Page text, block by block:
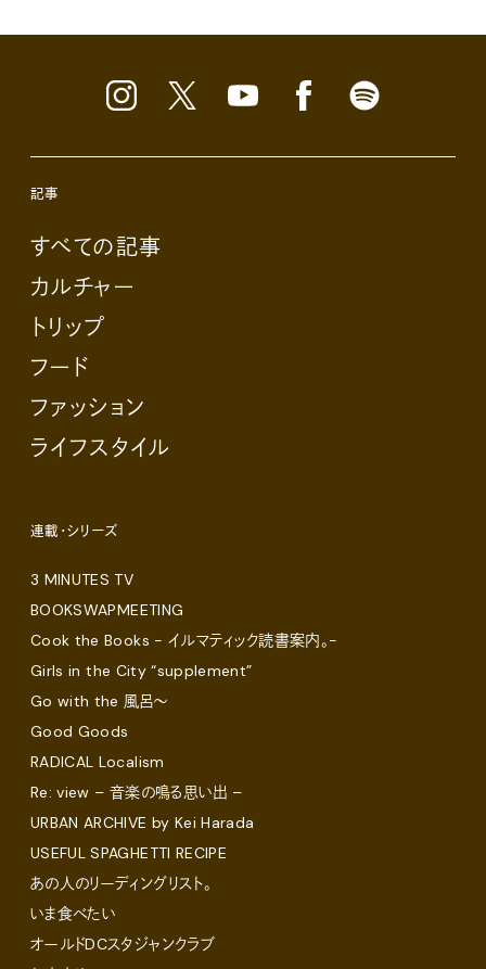
記事
すべての記事
カルチャー
トリップ
フード
ファッション
ライフスタイル
連載・シリーズ
3 MINUTES TV
BOOKSWAPMEETING
Cook the Books - イルマティック読書案内。-
Girls in the City “supplement”
Go with the 風呂〜
Good Goods
RADICAL Localism
Re: view – 音楽の鳴る思い出 –
URBAN ARCHIVE by Kei Harada
USEFUL SPAGHETTI RECIPE
あの人のリーディングリスト。
いま食べたい
オールドDCスタジャンクラブ